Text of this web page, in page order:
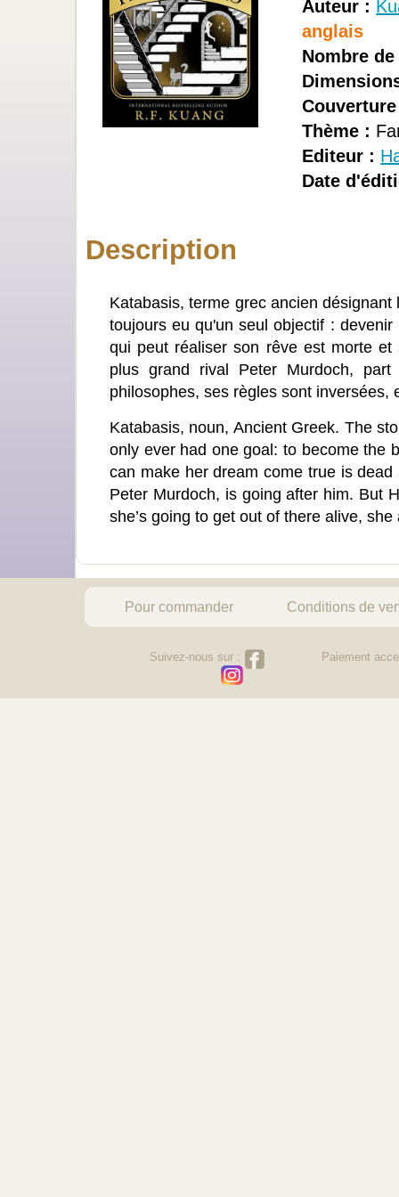
Auteur :
anglais
Nombre
Thème :
Editeur :
Date
Description
Katabasis, terme grec ancien
toujours eu qu'un seul objectif :
qui peut réaliser son rêve est morte et
plus grand rival Peter Murdoch,
philosophes, ses règles sont inversées,
Katabasis, noun, Ancient Greek. The
only ever had one goal: to become the
can make her dream come true is
Peter Murdoch, is going after him. But
she’s going to get out of there alive,
Pour commander Conditions de
Suivez-nous sur : Paiement